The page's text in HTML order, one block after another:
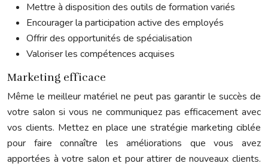
Mettre à disposition des outils de formation variés
Encourager la participation active des employés
Offrir des opportunités de spécialisation
Valoriser les compétences acquises
Marketing efficace
Même le meilleur matériel ne peut pas garantir le succès de
votre salon si vous ne communiquez pas efficacement avec
vos clients. Mettez en place une stratégie marketing ciblée
pour faire connaître les améliorations que vous avez
apportées à votre salon et pour attirer de nouveaux clients.